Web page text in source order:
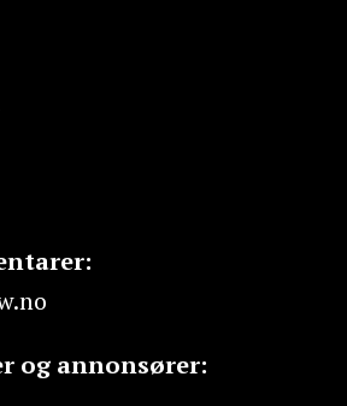
og annonsører: